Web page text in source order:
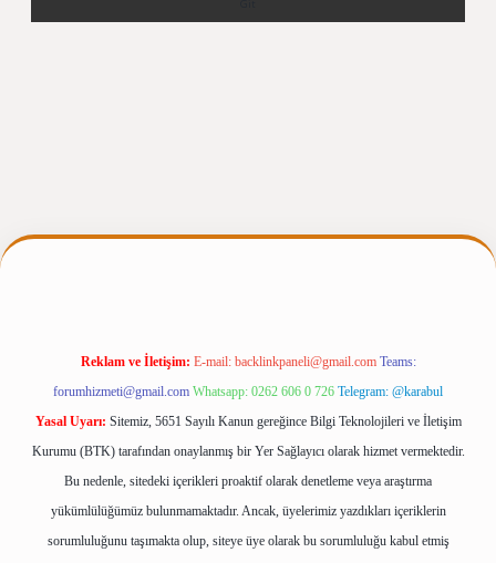
Reklam ve İletişim: E-mail: backlinkpaneli@gmail.com Teams:
forumhizmeti@gmail.com Whatsapp: 0262 606 0 726 Telegram: @karabul
Yasal Uyarı: Sitemiz, 5651 Sayılı Kanun gereğince Bilgi Teknolojileri ve İletişim
Kurumu (BTK) tarafından onaylanmış bir Yer Sağlayıcı olarak hizmet vermektedir.
Bu nedenle, sitedeki içerikleri proaktif olarak denetleme veya araştırma
yükümlülüğümüz bulunmamaktadır. Ancak, üyelerimiz yazdıkları içeriklerin
sorumluluğunu taşımakta olup, siteye üye olarak bu sorumluluğu kabul etmiş